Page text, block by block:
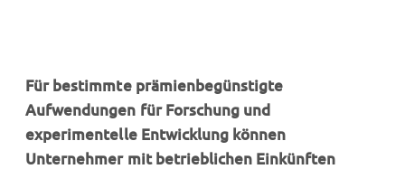
Für bestimmte prämienbegünstigte
Aufwendungen für Forschung und
experimentelle Entwicklung können
Unternehmer mit betrieblichen Einkünften